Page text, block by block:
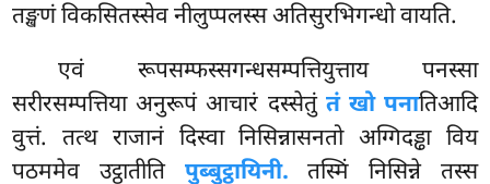
तङ्खणं विकसितस्सेव नीलुप्पलस्स अतिसुरभिगन्धो वायति.
एवं रूपसम्फस्सगन्धसम्पत्तियुत्ताय पनस्सा
सरीरसम्पत्तिया अनुरूपं आचारं दस्सेतुं तं खो पनातिआदि
वुत्तं. तत्थ राजानं दिस्वा निसिन्नासनतो अग्गिदड्ढा विय
पठममेव उट्ठातीति पुब्बुट्ठायिनी. तस्मिं निसिन्ने तस्स